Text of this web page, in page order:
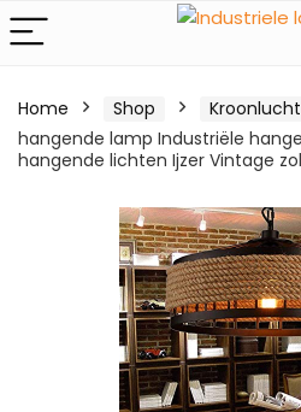
Home Shop
hangende lamp Industriële
hangende lichten Ijzer Vintage